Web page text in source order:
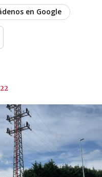
en Google